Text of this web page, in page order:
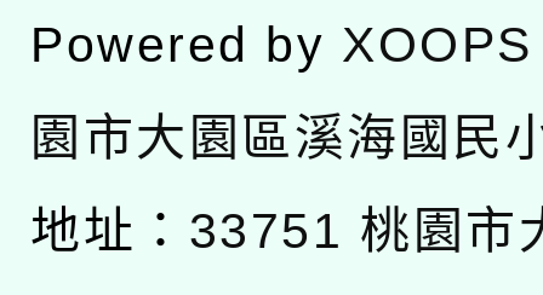
Powered by XOOPS
園市大園區溪海國民
地址： 33751 桃園市